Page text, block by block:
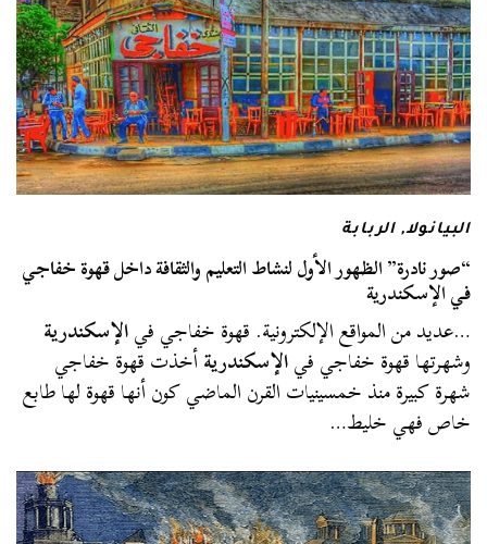
البيانولا,الربابة
“صور نادرة” الظهور الأول لنشاط التعليم والثقافة داخل قهوة خفاجي
في الإسكندرية
…عديد من المواقع الإلكترونية. قهوة خفاجي فيالإسكندرية
وشهرتها قهوة خفاجي فيالإسكندريةأخذت قهوة خفاجي
شهرة كبيرة منذ خمسينيات القرن الماضي كون أنها قهوة لها طابع
خاص فهي خليط…